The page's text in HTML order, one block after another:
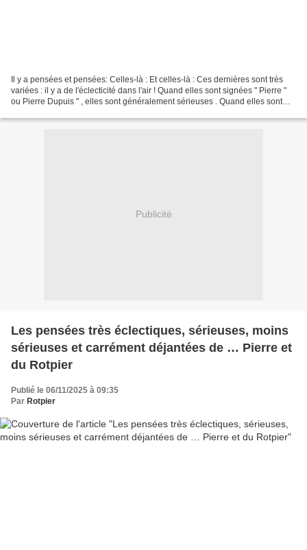
Il y a pensées et pensées: Celles-là : Et celles-là : Ces dernières sont très
variées : il y a de l'éclecticité dans l'air ! Quand elles sont signées " Pierre "
ou Pierre Dupuis " , elles sont généralement sérieuses . Quand elles sont
Publicité
Les pensées très éclectiques, sérieuses, moins
sérieuses et carrément déjantées de … Pierre et
du Rotpier
Publié le 06/11/2025 à 09:35
Par Rotpier